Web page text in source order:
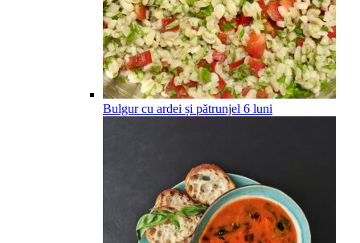
Bulgur cu ardei și pătrunjel 6 luni